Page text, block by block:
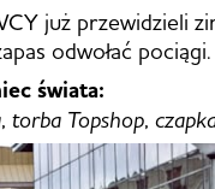
już przewidzieli
odwołać pociągi.
świata:
Topshop,